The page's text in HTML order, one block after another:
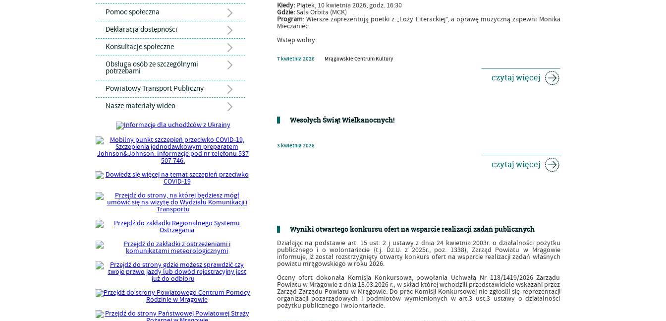
Pomoc społeczna
Deklaracja dostępności
Konsultacje społeczne
Obsługa osób ze szczególnymi
potrzebami
Powiatowy Transport Publiczny
Nasze materiały wideo
Kiedy:Piątek, 10 kwietnia 2026, godz. 16:30
Gdzie:Sala Orbita (MCK)
Program: Wiersze zaprezentują poetki z „Loży Literackiej”, a oprawę muzyczną zapewni Monika
Mieczaniec.
Wstęp wolny.
7kwietnia 2026 Mrągowskie Centrum Kultury
czytaj więcej
Wesołych Świąt Wielkanocnych!
3 kwietnia 2026
czytaj więcej
Wyniki otwartego konkursu ofert na wsparcie realizacji zadań publicznych
Działając na podstawie art. 15 ust. 2 j ustawy z dnia 24 kwietnia 2003r. o działalności pożytku
publicznego i o wolontariacie (t.j. Dz.U. z 2025r., poz. 1338), Zarząd Powiatu w Mrągowie
informuje, iż został rozstrzygnięty otwarty konkurs ofert na wsparcie realizacji zadań własnych
powiatu mrągowskiego w roku 2026.
Oceny ofert dokonała Komisja Konkursowa, powołania Uchwałą Nr 118/1419/2026 Zarządu
Powiatu w Mrągowie z dnia 18.03.2026 r., w skład której wchodzili przedstawiciele wskazani przez
Zarząd Zarządu Powiatu w Mrągowie. Do prac Komisji Konkursowej nie zgłosili się reprezentacji
organizacji pozarządowych i podmiotów wymienionych w art.3 ust.3 ustawy o działalności
pożytku publicznego i wolontariacie.